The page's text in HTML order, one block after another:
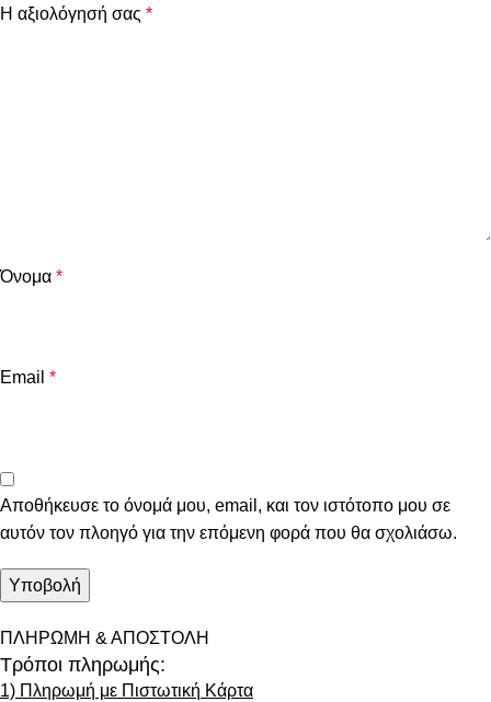
Η αξιολόγησή σας *
Όνομα *
Email *
Αποθήκευσε το όνομά μου, email, και τον ιστότοπο μου σε
αυτόν τον πλοηγό για την επόμενη φορά που θα σχολιάσω.
ΠΛΗΡΩΜΗ & ΑΠΟΣΤΟΛΗ
Τρόποι πληρωμής:
1) Πληρωμή με Πιστωτική Κάρτα